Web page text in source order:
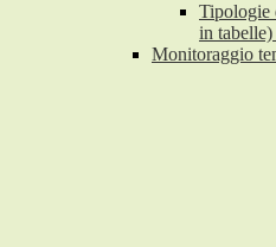
Tipologie
in tabelle)
Monitoraggio